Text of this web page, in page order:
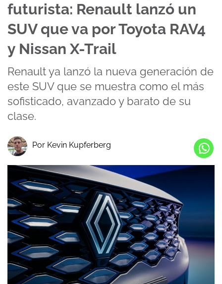
futurista: Renault lanzó un
SUV que va por Toyota RAV4
y Nissan X-Trail
Renault ya lanzó la nueva generación de
este SUV que se muestra como el más
sofisticado, avanzado y barato de su
clase.
Por Kevin Kupferberg